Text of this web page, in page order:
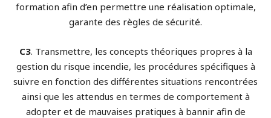
formation afin d’en permettre une réalisation optimale,
garante des règles de sécurité.
C3. Transmettre, les concepts théoriques propres à la
gestion du risque incendie, les procédures spécifiques à
suivre en fonction des différentes situations rencontrées
ainsi que les attendus en termes de comportement à
adopter et de mauvaises pratiques à bannir afin de